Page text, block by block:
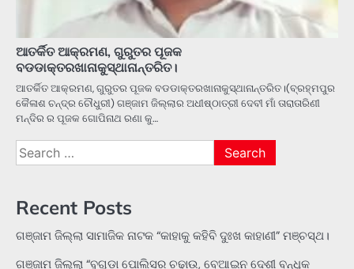
ଆତର୍କିତ ଆକ୍ରମଣ, ଗୁରୁତର ପୂଜକ
ବଡଡାକ୍ତରଖାନାକୁସ୍ଥାନାନ୍ତରିତ।
ଆତର୍କିତ ଆକ୍ରମଣ, ଗୁରୁତର ପୂଜକ ବଡଡାକ୍ତରଖାନାକୁସ୍ଥାନାନ୍ତରିତ।(ବ୍ରହ୍ମପୁର
କୈଳାଶ ଚନ୍ଦ୍ର ଚୌଧୁରୀ) ଗଞ୍ଜାମ ଜିଲ୍ଲାର ଅଧୀଷ୍ଠାତ୍ରୀ ଦେବୀ ମାଁ ତାରାତାରିଣୀ
ମନ୍ଦିର ର ପୂଜକ ଗୋପିନାଥ ରଣା କୁ…
Search
for:
Recent Posts
ଗଞ୍ଜାମ ଜିଲ୍ଲା ସାମାଜିକ ନାଟକ “କାହାକୁ କହିବି ଦୁଃଖ କାହାଣୀ” ମଞ୍ଚସ୍ଥ।
ଗଞ୍ଜାମ ଜିଲ୍ଲା “ବୁଗୁଡ଼ା ପୋଲିସର ଚଢ଼ାଉ, ବେଆଇନ ଦେଶୀ ବନ୍ଧୁକ